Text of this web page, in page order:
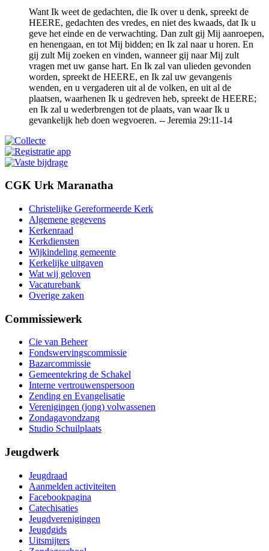
Want Ik weet de gedachten, die Ik over u denk, spreekt de
HEERE, gedachten des vredes, en niet des kwaads, dat Ik u
geve het einde en de verwachting. Dan zult gij Mij aanroepen,
en henengaan, en tot Mij bidden; en Ik zal naar u horen. En
gij zult Mij zoeken en vinden, wanneer gij naar Mij zult
vragen met uw ganse hart. En Ik zal van ulieden gevonden
worden, spreekt de HEERE, en Ik zal uw gevangenis
wenden, en u vergaderen uit al de volken, en uit al de
plaatsen, waarhenen Ik u gedreven heb, spreekt de HEERE;
en Ik zal u wederbrengen tot de plaats, van waar Ik u
gevankelijk heb doen wegvoeren. -- Jeremia 29:11-14
CGK Urk Maranatha
Christelijke Gereformeerde Kerk
Algemene gegevens
Kerkenraad
Kerkdiensten
Wijkindeling gemeente
Kerkelijke uitgaven
Wat wij geloven
Vacaturebank
Overige zaken
Commissiewerk
Cie van Beheer
Fondswervingscommissie
Bazarcommissie
Gemeentekring de Schakel
Interne vertrouwenspersoon
Zending en Evangelisatie
Verenigingen (jong) volwassenen
Zondagavondzang
Studio Schuilplaats
Jeugdwerk
Jeugdraad
Aanmelden activiteiten
Facebookpagina
Catechisaties
Jeugdverenigingen
Jeugdgids
Uitsmijters